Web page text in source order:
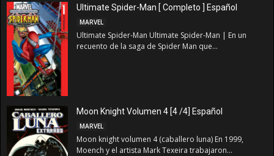
Ultimate Spider-Man [ Completo ] Español
MARVEL
Ultimate Spider-Man Ultimate Spider-Man | En un
recuento de la saga de Spider Man que...
Moon Knight Volumen 4 [4 /4] Español
MARVEL
Moon knight volumen 4 (caballero luna) En 1999,
Moench y el artista Mark Texeira trabajaron...